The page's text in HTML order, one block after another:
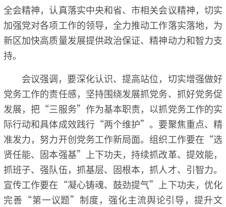
全会精神，认真落实中央和省、市相关会议精神，切实
加强党对各项工作的领导，全力推动工作落实落地，为
新区加快高质量发展提供政治保证、精神动力和智力支
持。
会议强调，要深化认识、提高站位，切实增强做好
党务工作的责任感，坚持围绕发展抓党务、抓好党务促
发展，把“三服务”作为基本职责，以抓党务工作的实
际行动和具体成效践行“两个维护”。要聚焦重点、精
准发力，努力开创党务工作新局面。组织工作要在“选
贤任能、固本强基”上下功夫，持续抓改革、提效能，
抓班子、强队伍，抓基层、固根本，抓人才、引智力。
宣传工作要在“凝心铸魂、鼓劲提气”上下功夫，优化
完善“第一议题”制度，强化主流舆论引导，提升文